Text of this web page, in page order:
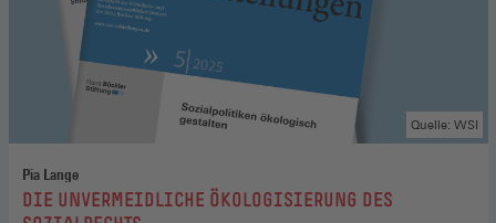
Pia Lange
:DIE UNVERMEIDLICHE ÖKOLOGISIERUNG DES
Quelle: WSI